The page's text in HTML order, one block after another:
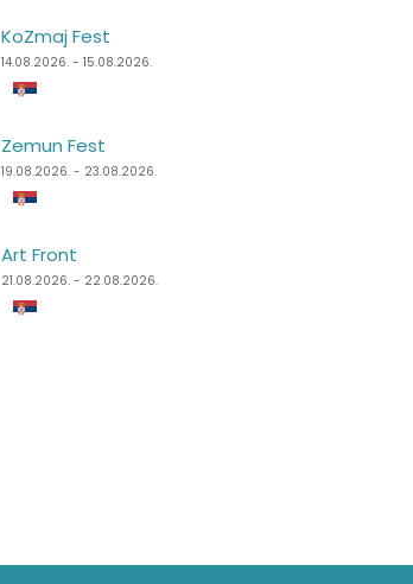
KoZmaj Fest
14.08.2026. - 15.08.2026.
Zemun Fest
19.08.2026. - 23.08.2026.
Art Front
21.08.2026. - 22.08.2026.
Špancirfest
21.08.2026. - 30.08.2026.
Sea Dance Festival
24.08.2026. - 27.08.2026.
Dimensions Festival
27.08.2026. - 31.08.2026.